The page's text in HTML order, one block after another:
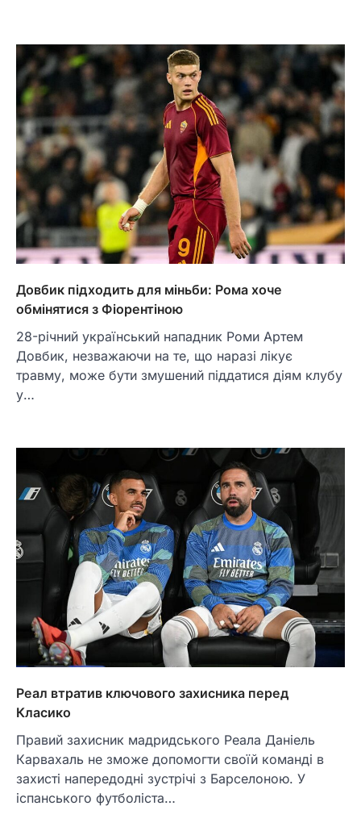
Довбик підходить для міньби: Рома хоче
обмінятися з Фіорентіною
28-річний український нападник Роми Артем
Довбик, незважаючи на те, що наразі лікує
травму, може бути змушений піддатися діям клубу
у…
Реал втратив ключового захисника перед
Класико
Правий захисник мадридського Реала Даніель
Карвахаль не зможе допомогти своїй команді в
захисті напередодні зустрічі з Барселоною. У
іспанського футболіста…